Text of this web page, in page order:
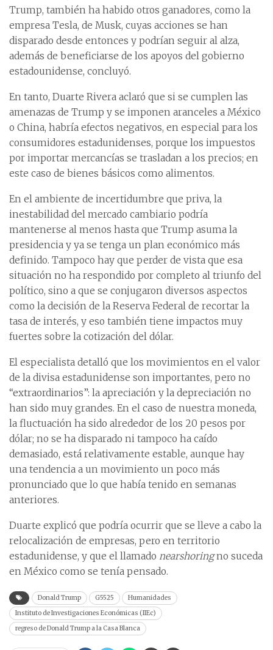
Trump, también ha habido otros ganadores, como la
empresa Tesla, de Musk, cuyas acciones se han
disparado desde entonces y podrían seguir al alza,
además de beneficiarse de los apoyos del gobierno
estadounidense, concluyó.
En tanto, Duarte Rivera aclaró que si se cumplen las
amenazas de Trump y se imponen aranceles a México
o China, habría efectos negativos, en especial para los
consumidores estadunidenses, porque los impuestos
por importar mercancías se trasladan a los precios; en
este caso de bienes básicos como alimentos.
En el ambiente de incertidumbre que priva, la
inestabilidad del mercado cambiario podría
mantenerse al menos hasta que Trump asuma la
presidencia y ya se tenga un plan económico más
definido. Tampoco hay que perder de vista que esa
situación no ha respondido por completo al triunfo del
político, sino a que se conjugaron diversos aspectos
como la decisión de la Reserva Federal de recortar la
tasa de interés, y eso también tiene impactos muy
fuertes sobre la cotización del dólar.
El especialista detalló que los movimientos en el valor
de la divisa estadunidense son importantes, pero no
“extraordinarios”: la apreciación y la depreciación no
han sido muy grandes. En el caso de nuestra moneda,
la fluctuación ha sido alrededor de los 20 pesos por
dólar; no se ha disparado ni tampoco ha caído
demasiado, está relativamente estable, aunque hay
una tendencia a un movimiento un poco más
pronunciado que lo que había tenido en semanas
anteriores.
Duarte explicó que podría ocurrir que se lleve a cabo la
relocalización de empresas, pero en territorio
estadunidense, y que el llamado nearshoringno suceda
en México como se tenía pensado.
Donald Trump G5525
Humanidades
Instituto de Investigaciones Económicas (IIEc)
regreso de Donald Trump a la Casa Blanca